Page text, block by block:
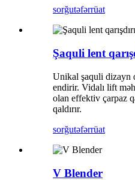
sorğutəfərrüat
Şaquli lent
Unikal şaquli dizayn
endirir. Vidalı lift
olan effektiv çarpaz
qaldırır.
sorğutəfərrüat
V Blender